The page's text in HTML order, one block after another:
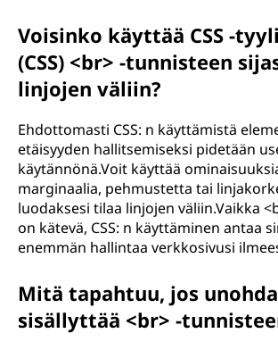
Voisinko käyttää CSS -
(CSS) <br> -tunnisteen
linjojen väliin?
Ehdottomasti CSS: n käyttämistä
etäisyyden hallitsemiseksi pidetään
käytännönä.Voit käyttää
marginaalia, pehmustetta tai
luodaksesi tilaa linjojen väliin.Vaikka
on kätevä, CSS: n käyttäminen antaa
enemmän hallintaa verkkosivusi
Mitä tapahtuu, jos
sisällyttää <br> -